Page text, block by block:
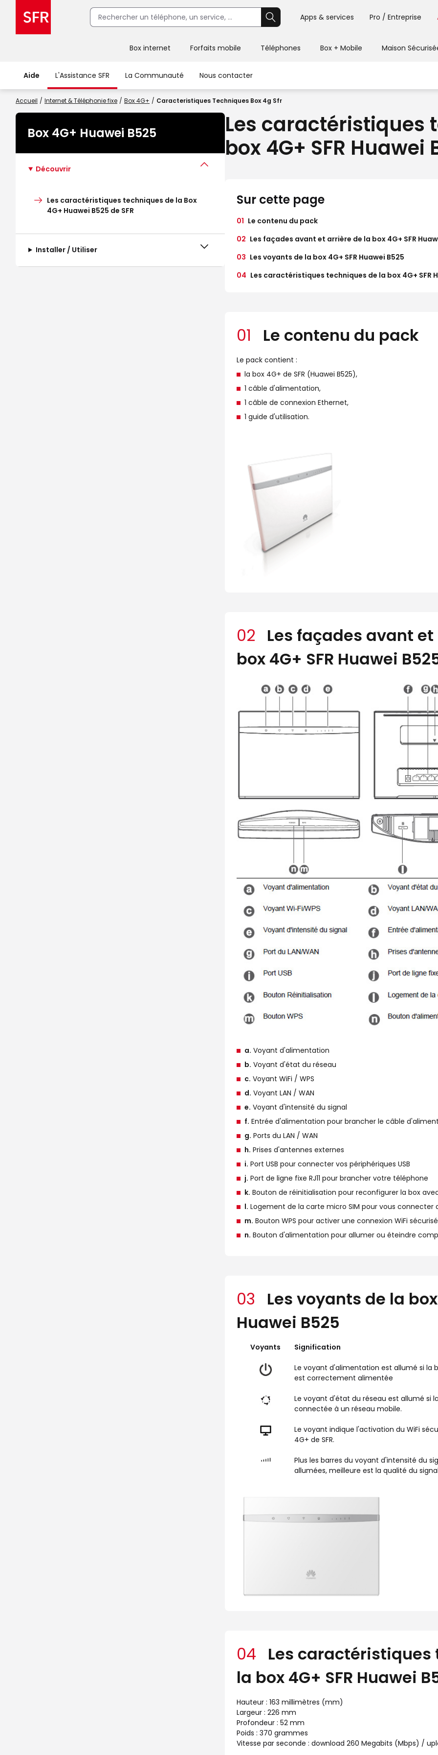
Apps & services Pro / Entreprise
Box internet Forfaits mobile Téléphones Box + Mobile Maison
Aide L'Assistance SFR La Communauté Nous contacter
Accueil Internet & Téléphonie fixe Box 4G+ Caracteristiques Techniques Box 4g Sfr
Box 4G+ Huawei B525
Découvrir
Les caractéristiques techniques de la Box
4G+ Huawei B525 de SFR
Installer / Utiliser
Les caractéristiques
box 4G+ SFR Huawei
Sur cette page
01 Le contenu du pack
02 Les façades avant et arrière de la box 4G+ SFR
03 Les voyants de la box 4G+ SFR Huawei B525
04 Les caractéristiques techniques de la box 4G+ SFR
01 Le contenu du pack
Le pack contient :
la box 4G+ de SFR (Huawei B525),
1 câble d'alimentation,
1 câble de connexion Ethernet,
1 guide d'utilisation.
02 Les façades avant
box 4G+ SFR Huawei
a. Voyant d'alimentation
b. Voyant d'état du réseau
c. Voyant WiFi / WPS
d. Voyant LAN / WAN
e. Voyant d'intensité du signal
f. Entrée d'alimentation pour brancher le câble
g. Ports du LAN / WAN
h. Prises d'antennes externes
i. Port USB pour connecter vos périphériques USB
j. Port de ligne fixe RJ11 pour brancher votre téléphone
k. Bouton de réinitialisation pour reconfigurer la box
l. Logement de la carte micro SIM pour vous connecter
m. Bouton WPS pour activer une connexion WiFi
n. Bouton d'alimentation pour allumer ou éteindre
03
Les voyants de la box
Huawei B525
Voyants Signification
Le voyant d'alimentation est allumé si la
est correctement alimentée
Le voyant d'état du réseau est allumé si
connectée à un réseau mobile.
Le voyant indique l'activation du WiFi
4G+ de SFR.
Plus les barres du voyant d'intensité du
allumées, meilleure est la qualité du
04 Les
la box 4G+ SFR Huawei
Hauteur : 163 millimètres (mm)
Largeur : 226 mm
Profondeur : 52 mm
Poids : 370 grammes
Vitesse par seconde : download 260 Megabits (Mbps) /